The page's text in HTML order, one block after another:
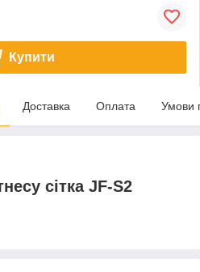
Купити
Доставка Оплата Умови
сітка JF-S2